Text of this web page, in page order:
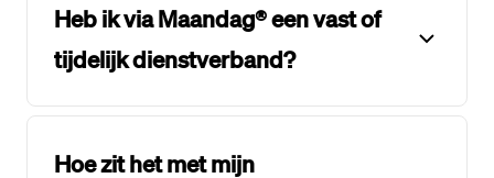
Heb ik via Maandag® een vast of
tijdelijk dienstverband?
Hoe zit het met mijn